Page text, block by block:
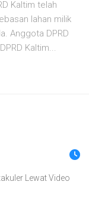
Kaltim telah
lahan milik
Anggota DPRD
Kaltim...
Lewat Video